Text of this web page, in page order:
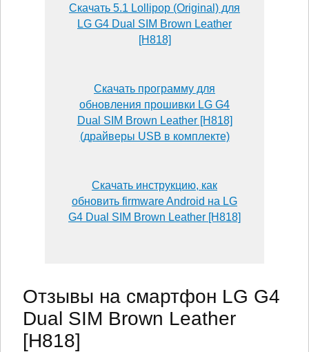
Скачать 5.1 Lollipop (Original) для
LG G4 Dual SIM Brown Leather
[H818]
Скачать программу для
обновления прошивки LG G4
Dual SIM Brown Leather [H818]
(драйверы USB в комплекте)
Скачать инструкцию, как
обновить firmware Android на LG
G4 Dual SIM Brown Leather [H818]
Отзывы на смартфон LG G4
Dual SIM Brown Leather
[H818]